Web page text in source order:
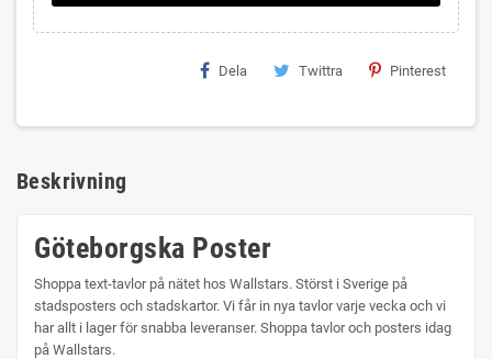
Dela Twittra Pinterest
Beskrivning
Göteborgska Poster
Shoppa text-tavlor på nätet hos Wallstars. Störst i Sverige på
stadsposters och stadskartor. Vi får in nya tavlor varje vecka och vi
har allt i lager för snabba leveranser. Shoppa tavlor och posters idag
på Wallstars.